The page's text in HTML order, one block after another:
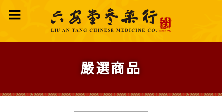
嚴選商品